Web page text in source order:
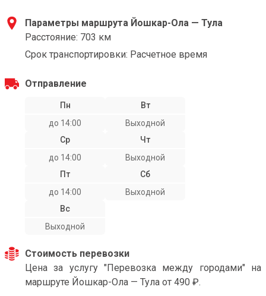
Параметры маршрута Йошкар-Ола — Тула
Расстояние: 703 км
Срок транспортировки: Расчетное время
Отправление
Пн
до 14:00
Вт
Выходной
Ср
до 14:00
Чт
Выходной
Пт
до 14:00
Сб
Выходной
Вс
Выходной
Стоимость перевозки
Цена за услугу "Перевозка между городами" на
маршруте Йошкар-Ола — Тула от 490 ₽.